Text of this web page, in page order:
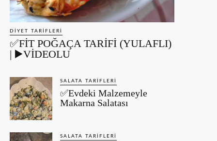
DIYET TARIFLERI
✅FİT POĞAÇA TARİFİ (YULAFLI)
| ▶️VİDEOLU
SALATA TARIFLERI
✅Evdeki Malzemeyle
Makarna Salatası
SALATA TARIFLERI